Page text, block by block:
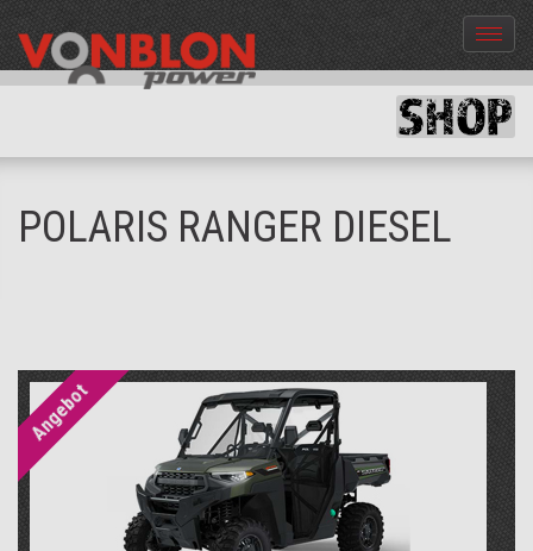
Menü
aus-
und
POLARIS RANGER DIESEL
Angebot